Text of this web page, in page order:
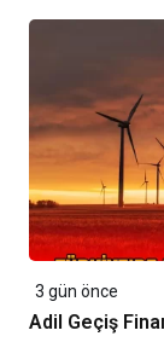
3 gün önce
Adil Geçiş